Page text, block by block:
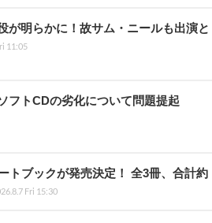
が明らかに！故サム・ニールも出演と
11:05
フトCDの劣化について問題提起
トブックが発売決定！ 全3冊、合計約
Fri 15:30